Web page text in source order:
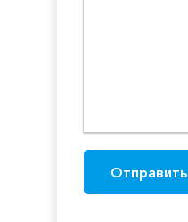
Отправить